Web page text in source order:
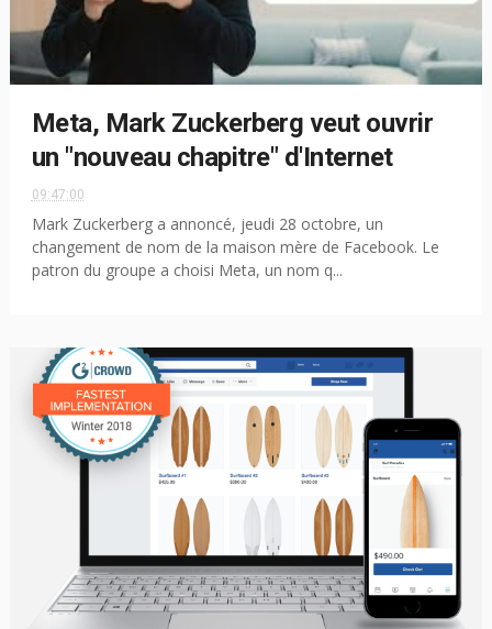
Meta, Mark Zuckerberg veut ouvrir
un "nouveau chapitre" d'Internet
09:47:00
Mark Zuckerberg a annoncé, jeudi 28 octobre, un
changement de nom de la maison mère de Facebook. Le
patron du groupe a choisi Meta, un nom q...